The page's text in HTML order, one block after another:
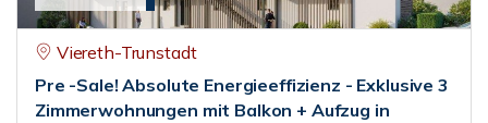
Viereth-Trunstadt
Pre -Sale! Absolute Energieeffizienz - Exklusive 3
Zimmerwohnungen mit Balkon + Aufzug in